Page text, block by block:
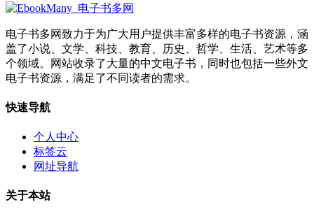
电子书多网致力于为广大用户提供丰富多样的电子书资源，涵
盖了小说、文学、科技、教育、历史、哲学、生活、艺术等多
个领域。网站收录了大量的中文电子书，同时也包括一些外文
电子书资源，满足了不同读者的需求。
快速导航
个人中心
标签云
网址导航
关于本站